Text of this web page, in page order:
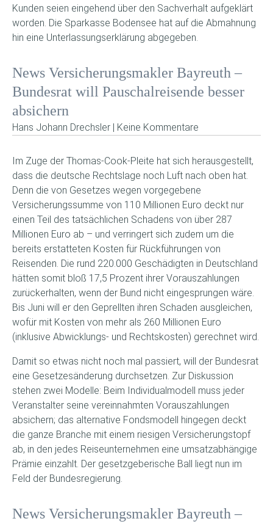
Kunden seien eingehend über den Sachverhalt aufgeklärt
worden. Die Sparkasse Bodensee hat auf die Abmahnung
hin eine Unterlassungserklärung abgegeben.
News Versicherungsmakler Bayreuth –
Bundesrat will Pauschalreisende besser
absichern
Hans Johann Drechsler | Keine Kommentare
Im Zuge der Thomas-Cook-Pleite hat sich herausgestellt,
dass die deutsche Rechtslage noch Luft nach oben hat.
Denn die von Gesetzes wegen vorgegebene
Versicherungssumme von 110 Millionen Euro deckt nur
einen Teil des tatsächlichen Schadens von über 287
Millionen Euro ab – und verringert sich zudem um die
bereits erstatteten Kosten für Rückführungen von
Reisenden. Die rund 220.000 Geschädigten in Deutschland
hätten somit bloß 17,5 Prozent ihrer Vorauszahlungen
zurückerhalten, wenn der Bund nicht eingesprungen wäre.
Bis Juni will er den Geprellten ihren Schaden ausgleichen,
wofür mit Kosten von mehr als 260 Millionen Euro
(inklusive Abwicklungs- und Rechtskosten) gerechnet wird.
Damit so etwas nicht noch mal passiert, will der Bundesrat
eine Gesetzesänderung durchsetzen. Zur Diskussion
stehen zwei Modelle: Beim Individualmodell muss jeder
Veranstalter seine vereinnahmten Vorauszahlungen
absichern; das alternative Fondsmodell hingegen deckt
die ganze Branche mit einem riesigen Versicherungstopf
ab, in den jedes Reiseunternehmen eine umsatzabhängige
Prämie einzahlt. Der gesetzgeberische Ball liegt nun im
Feld der Bundesregierung.
News Versicherungsmakler Bayreuth –